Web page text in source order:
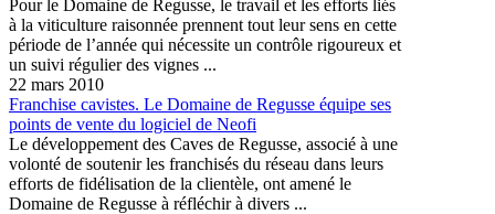
Pour le Domaine de Regusse, le travail et les efforts liés
à la viticulture raisonnée prennent tout leur sens en cette
période de l’année qui nécessite un contrôle rigoureux et
un suivi régulier des vignes ...
22 mars 2010
Franchise cavistes. Le Domaine de Regusse équipe ses
points de vente du logiciel de Neofi
Le développement des Caves de Regusse, associé à une
volonté de soutenir les franchisés du réseau dans leurs
efforts de fidélisation de la clientèle, ont amené le
Domaine de Regusse à réfléchir à divers ...